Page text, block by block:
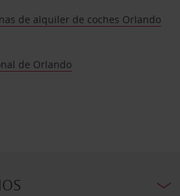
de alquiler de coches Orlando
de Orlando